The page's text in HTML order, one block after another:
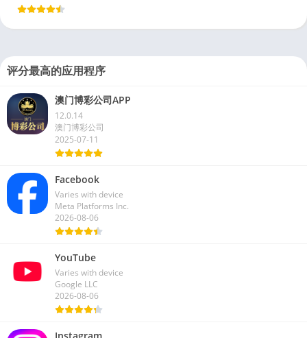
评分最高的应用程序
澳门博彩公司APP
12.0.14
澳门博彩公司
2025-07-11
Facebook
Varies with device
Meta Platforms Inc.
2026-08-06
YouTube
Varies with device
Google LLC
2026-08-06
Instagram